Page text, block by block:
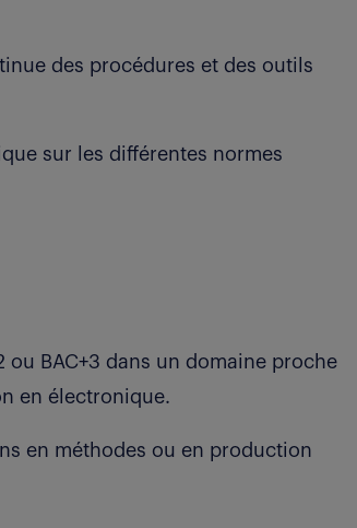
des procédures et des outils
sur les différentes normes
BAC+3 dans un domaine proche
en électronique.
en méthodes ou en production